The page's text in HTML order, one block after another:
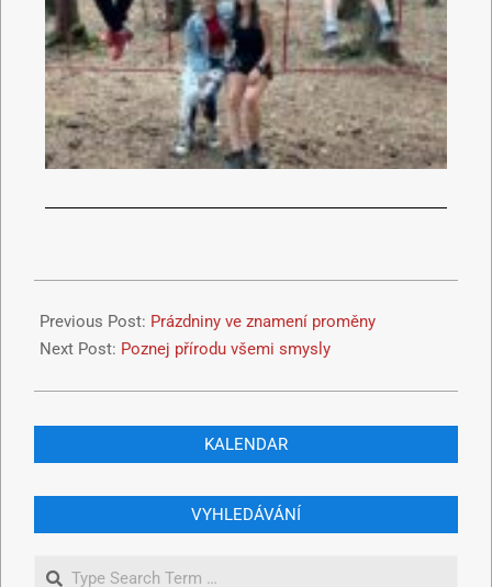
Previous Post: Prázdniny ve znamení proměny
Next Post: Poznej přírodu všemi smysly
KALENDAR
VYHLEDÁVÁNÍ